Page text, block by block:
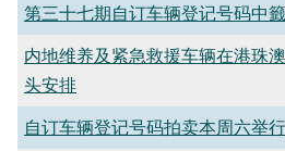
第三十七期自订车辆登记号码中
内地维养及紧急救援车辆在港珠
头安排
自订车辆登记号码拍卖本周六举行